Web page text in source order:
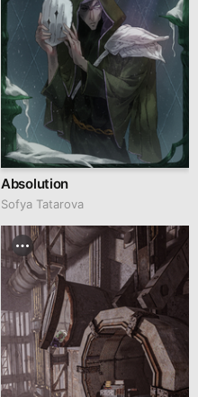
Absolution
Sofya Tatarova